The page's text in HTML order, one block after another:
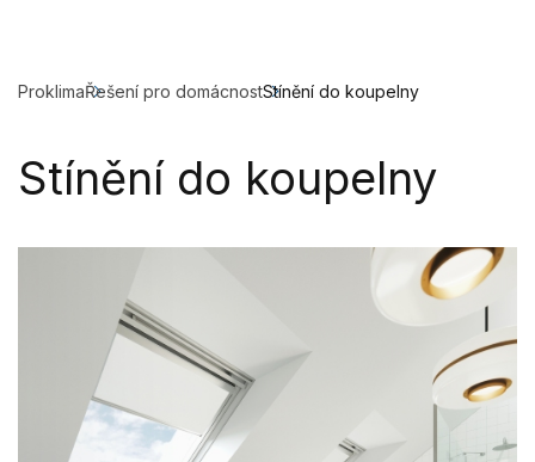
ProklimaŘešení pro domácnostStínění do koupelny
Stínění do koupelny